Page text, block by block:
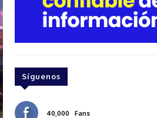
Síguenos
40,000 Fans